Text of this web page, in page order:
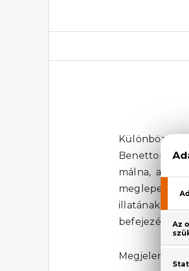
Benetton
málna, a
illatának. Az
Megjelenési